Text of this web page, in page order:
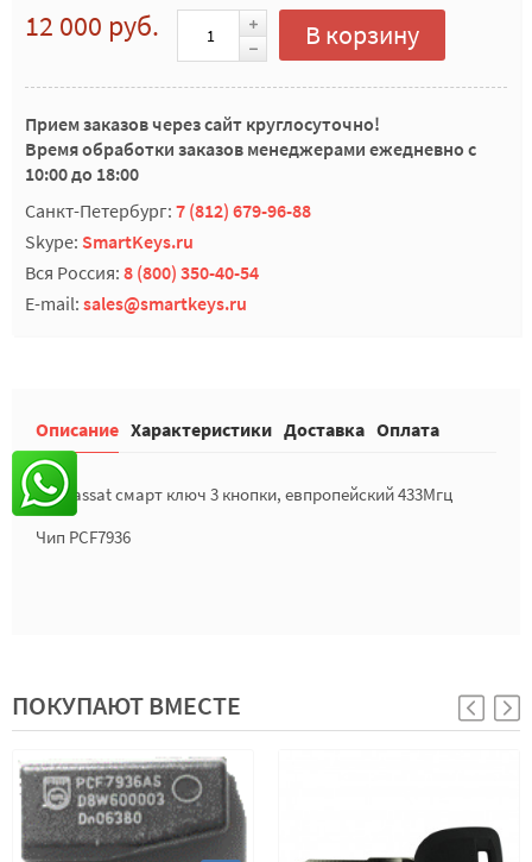
12 000 руб. В корзину
Прием заказов через сайт круглосуточно!
Время обработки заказов менеджерами ежедневно с
10:00 до 18:00
Санкт-Петербург: 7 (812) 679-96-88
Skype: SmartKeys.ru
Вся Россия: 8 (800) 350-40-54
E-mail: sales@smartkeys.ru
Описание Характеристики Доставка Оплата
VW passat смарт ключ 3 кнопки, евпропейский 433Мгц
Чип PCF7936
ПОКУПАЮТ ВМЕСТЕ